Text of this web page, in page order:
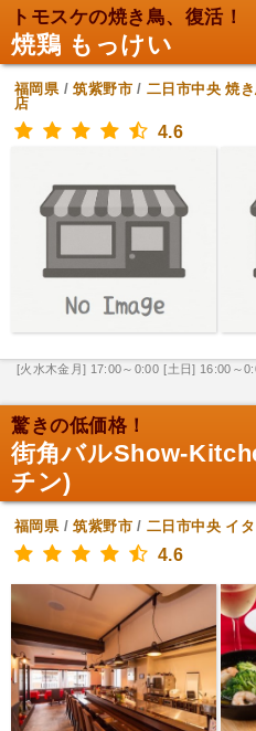
トモスケの焼き鳥、復活！
焼鶏 もっけい
福岡県/筑紫野市/二日市中央 焼
店
4.6
[火水木金月] 17:00～0:00 [土日] 16:00～
驚きの低価格！
街角バルShow-
チン)
福岡県/筑紫野市/二日市中央 イ
4.6